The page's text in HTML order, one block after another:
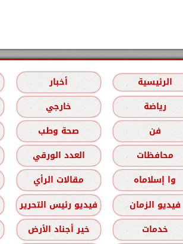
الرئيسية أخبار
رياضة
خارجي
فن
صحة وطب
محافظات
العدد الورقي
وا إسلاماه
مقالات الرأي
فيديو الزمان
فيديو رئيس التحرير
خدمات
خير أجناد الأرض